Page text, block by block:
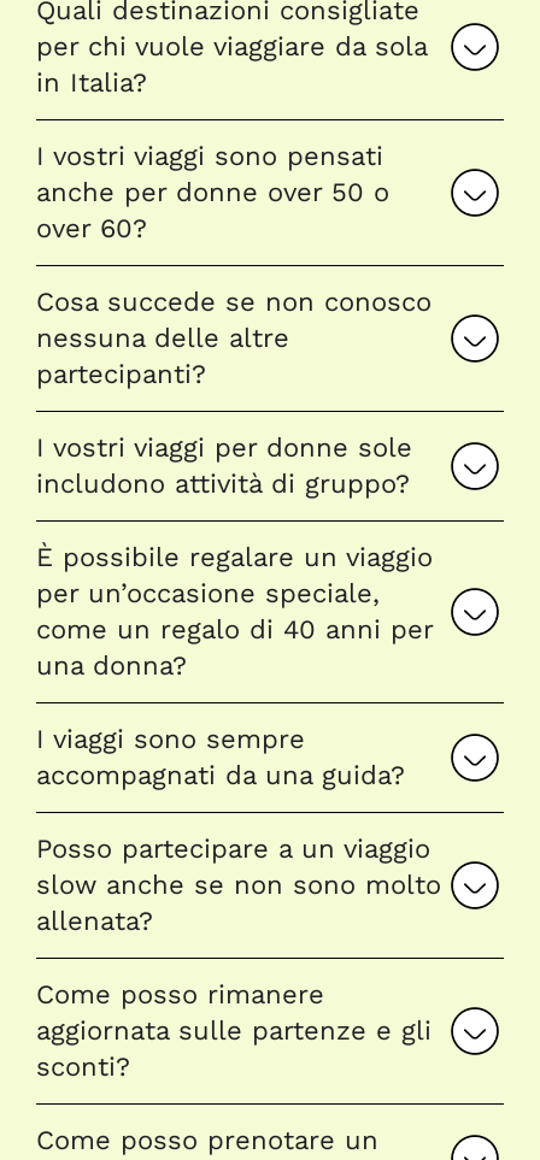
Quali destinazioni consigliate
per chi vuole viaggiare da sola
in Italia?
I vostri viaggi sono pensati
anche per donne over 50 o
over 60?
Cosa succede se non conosco
nessuna delle altre
partecipanti?
I vostri viaggi per donne sole
includono attività di gruppo?
È possibile regalare un viaggio
per un’occasione speciale,
come un regalo di 40 anni per
una donna?
I viaggi sono sempre
accompagnati da una guida?
Posso partecipare a un viaggio
slow anche se non sono molto
allenata?
Come posso rimanere
aggiornata sulle partenze e gli
sconti?
Come posso prenotare un